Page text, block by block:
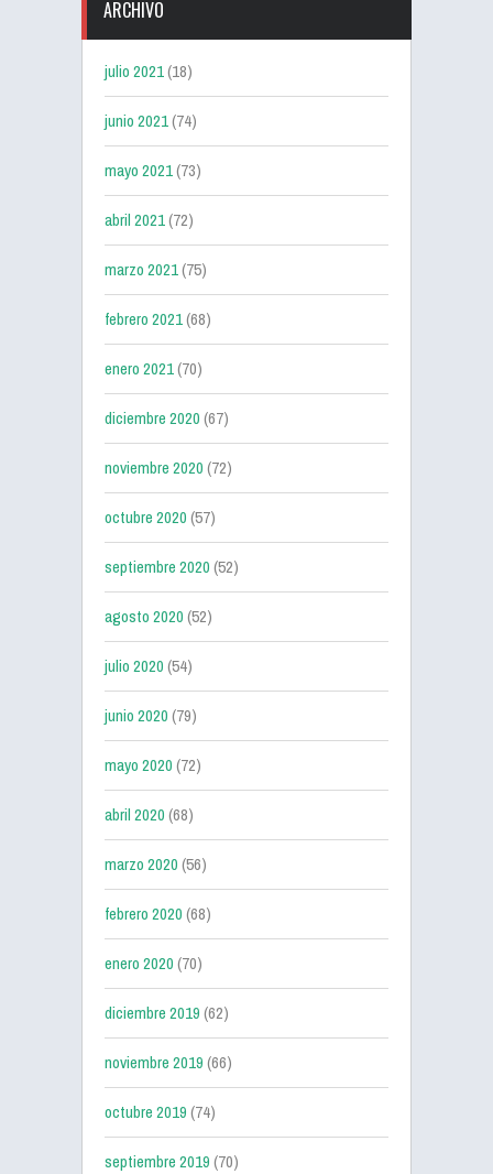
ARCHIVO
julio 2021(18)
junio 2021(74)
mayo 2021(73)
abril 2021(72)
marzo 2021(75)
febrero 2021(68)
enero 2021(70)
diciembre 2020(67)
noviembre 2020(72)
octubre 2020(57)
septiembre 2020(52)
agosto 2020(52)
julio 2020(54)
junio 2020(79)
mayo 2020(72)
abril 2020(68)
marzo 2020(56)
febrero 2020(68)
enero 2020(70)
diciembre 2019(62)
noviembre 2019(66)
octubre 2019(74)
septiembre 2019(70)